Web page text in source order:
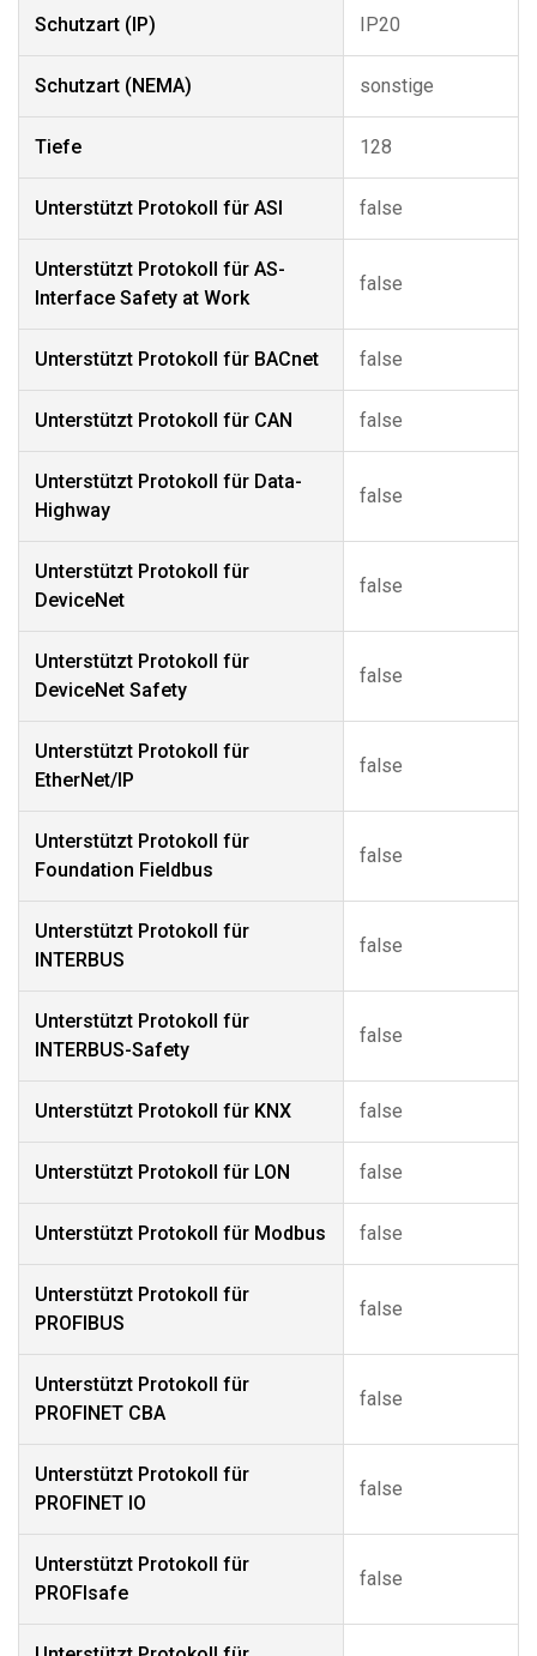
Schutzart (IP) IP20
Schutzart (NEMA) sonstige
Tiefe 128
Unterstützt Protokoll für ASI false
Unterstützt Protokoll für AS-
Interface Safety at Work
false
Unterstützt Protokoll für BACnet false
Unterstützt Protokoll für CAN false
Unterstützt Protokoll für Data-
Highway
false
Unterstützt Protokoll für
DeviceNet
false
Unterstützt Protokoll für
DeviceNet Safety
false
Unterstützt Protokoll für
EtherNet/IP
false
Unterstützt Protokoll für
Foundation Fieldbus
false
Unterstützt Protokoll für
INTERBUS
false
Unterstützt Protokoll für
INTERBUS-Safety
false
Unterstützt Protokoll für KNX false
Unterstützt Protokoll für LON false
Unterstützt Protokoll für Modbus false
Unterstützt Protokoll für
PROFIBUS
false
Unterstützt Protokoll für
PROFINET CBA
false
Unterstützt Protokoll für
PROFINET IO
false
Unterstützt Protokoll für
PROFIsafe
false